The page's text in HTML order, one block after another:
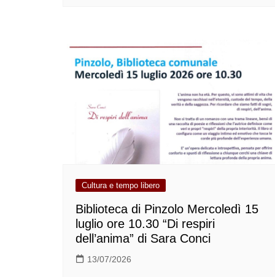
Cultura e tempo libero
Biblioteca di Pinzolo Mercoledì 15
luglio ore 10.30 “Di respiri
dell’anima” di Sara Conci
13/07/2026